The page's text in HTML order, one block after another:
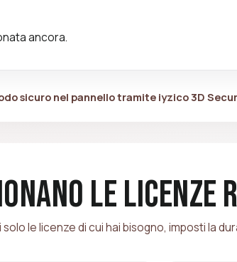
ancora.
sicuro nel pannellotramite iyzico 3D
le licenze
le licenze di cui hai bisogno, imposti la